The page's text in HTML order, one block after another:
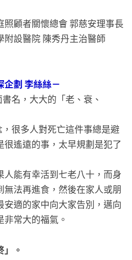
照顧者關懷總會 郭慈安理事長
附設醫院 陳秀丹主治醫師
企劃 李絲絲－
名，大大的「老、衰、
很多人對死亡這件事總是避
很遙遠的事，太早規劃是犯了
人能有幸活到七老八十，而身
無法再進食，然後在家人或朋
安適的家中向大家告別，邁向
常大的福氣。
。